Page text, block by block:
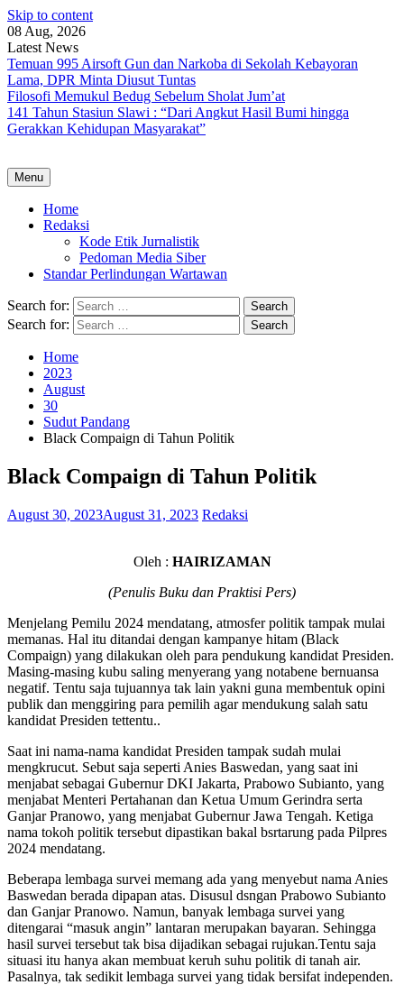
Skip to content
08 Aug, 2026
Latest News
Temuan 995 Airsoft Gun dan Narkoba di Sekolah Kebayoran
Lama, DPR Minta Diusut Tuntas
Filosofi Memukul Bedug Sebelum Sholat Jum’at
141 Tahun Stasiun Slawi : “Dari Angkut Hasil Bumi hingga
Gerakkan Kehidupan Masyarakat”
Menu
Home
Redaksi
Kode Etik Jurnalistik
Pedoman Media Siber
Standar Perlindungan Wartawan
Search for:
Search for:
Home
2023
August
30
Sudut Pandang
Black Compaign di Tahun Politik
Black Compaign di Tahun Politik
August 30, 2023August 31, 2023 Redaksi
Oleh : HAIRIZAMAN
(Penulis Buku dan Praktisi Pers)
Menjelang Pemilu 2024 mendatang, atmosfer politik tampak mulai
memanas. Hal itu ditandai dengan kampanye hitam (Black
Compaign) yang dilakukan oleh para pendukung kandidat Presiden.
Masing-masing kubu saling menyerang yang notabene bernuansa
negatif. Tentu saja tujuannya tak lain yakni guna membentuk opini
publik dan menggiring para pemilih agar mendukung salah satu
kandidat Presiden tettentu..
Saat ini nama-nama kandidat Presiden tampak sudah mulai
mengkrucut. Sebut saja seperti Anies Baswedan, yang saat ini
menjabat sebagai Gubernur DKI Jakarta, Prabowo Subianto, yang
menjabat Menteri Pertahanan dan Ketua Umum Gerindra serta
Ganjar Pranowo, yang menjabat Gubernur Jawa Tengah. Ketiga
nama tokoh politik tersebut dipastikan bakal bsrtarung pada Pilpres
2024 mendatang.
Beberapa lembaga survei memang ada yang menyebut nama Anies
Baswedan berada dipapan atas. Disusul dsngan Prabowo Subianto
dan Ganjar Pranowo. Namun, banyak lembaga survei yang
ditengarai “masuk angin” lantaran merupakan bayaran. Sehingga
hasil survei tersebut tak bisa dijadikan sebagai rujukan.Tentu saja
situasi itu hanya akan membuat keruh suhu politik di tanah air.
Pasalnya, tak sedikit lembaga survei yang tidak bersifat independen.